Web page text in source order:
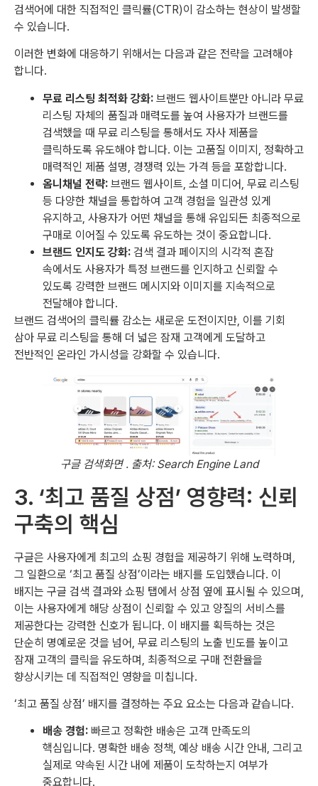
검색어에 대한 직접적인 클릭률(CTR)이 감소하는 현상이 발생할
수 있습니다.
이러한 변화에 대응하기 위해서는 다음과 같은 전략을 고려해야
합니다.
무료 리스팅 최적화 강화: 브랜드 웹사이트뿐만 아니라 무료
리스팅 자체의 품질과 매력도를 높여 사용자가 브랜드를
검색했을 때 무료 리스팅을 통해서도 자사 제품을
클릭하도록 유도해야 합니다. 이는 고품질 이미지, 정확하고
매력적인 제품 설명, 경쟁력 있는 가격 등을 포함합니다.
옴니채널 전략: 브랜드 웹사이트, 소셜 미디어, 무료 리스팅
등 다양한 채널을 통합하여 고객 경험을 일관성 있게
유지하고, 사용자가 어떤 채널을 통해 유입되든 최종적으로
구매로 이어질 수 있도록 유도하는 것이 중요합니다.
브랜드 인지도 강화: 검색 결과 페이지의 시각적 혼잡
속에서도 사용자가 특정 브랜드를 인지하고 신뢰할 수
있도록 강력한 브랜드 메시지와 이미지를 지속적으로
전달해야 합니다.
브랜드 검색어의 클릭률 감소는 새로운 도전이지만, 이를 기회
삼아 무료 리스팅을 통해 더 넓은 잠재 고객에게 도달하고
전반적인 온라인 가시성을 강화할 수 있습니다.
구글 검색화면 . 출처: Search Engine Land
3. ‘최고 품질 상점’ 영향력: 신뢰
구축의 핵심
구글은 사용자에게 최고의 쇼핑 경험을 제공하기 위해 노력하며,
그 일환으로 ‘최고 품질 상점’이라는 배지를 도입했습니다. 이
배지는 구글 검색 결과와 쇼핑 탭에서 상점 옆에 표시될 수 있으며,
이는 사용자에게 해당 상점이 신뢰할 수 있고 양질의 서비스를
제공한다는 강력한 신호가 됩니다. 이 배지를 획득하는 것은
단순히 명예로운 것을 넘어, 무료 리스팅의 노출 빈도를 높이고
잠재 고객의 클릭을 유도하며, 최종적으로 구매 전환율을
향상시키는 데 직접적인 영향을 미칩니다.
‘최고 품질 상점’ 배지를 결정하는 주요 요소는 다음과 같습니다.
배송 경험: 빠르고 정확한 배송은 고객 만족도의
핵심입니다. 명확한 배송 정책, 예상 배송 시간 안내, 그리고
실제로 약속된 시간 내에 제품이 도착하는지 여부가
중요합니다.